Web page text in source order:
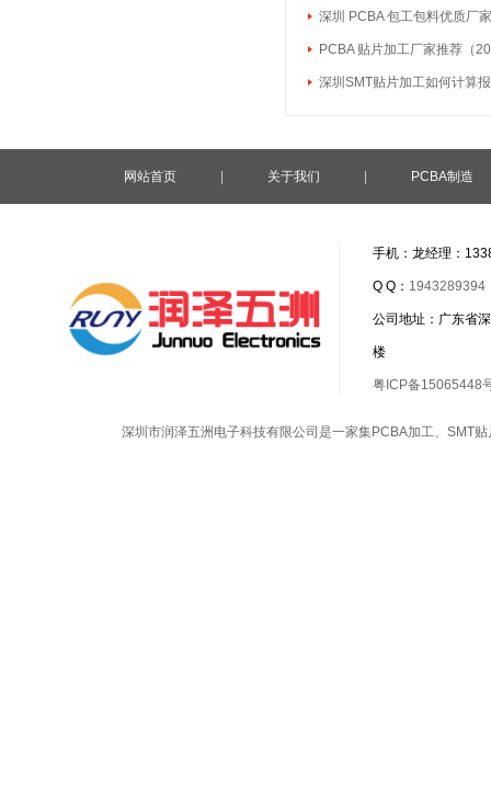
深圳 PCBA 包工包料优质厂
PCBA 贴片加工厂家推荐（
深圳SMT贴片加工如何计算
网站首页 关于我们 PCBA制造
手机：龙经理：
Q Q： 1943289394
公司地址：广东省
楼
粤ICP备15065448
深圳市润泽五洲电子科技有限公司是一家集PCBA加工、 SMT贴